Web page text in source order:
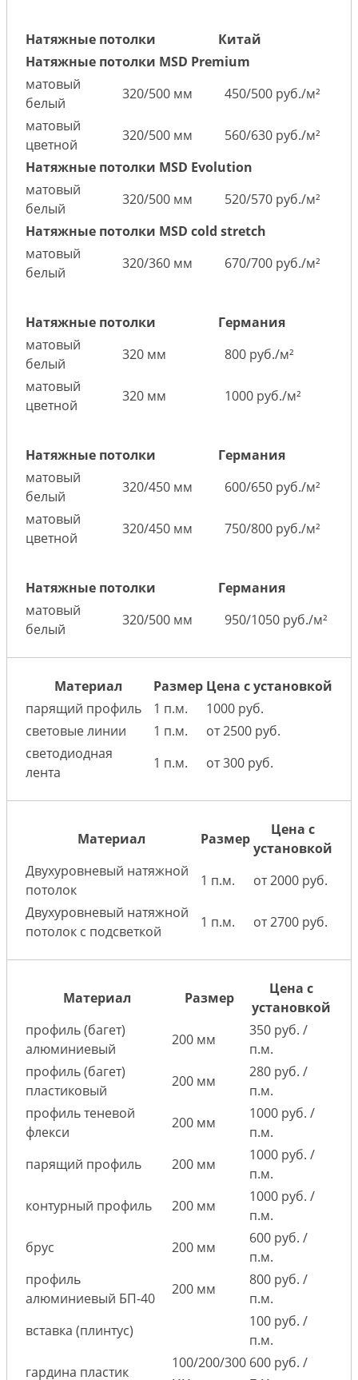
Натяжные потолки
Китай
Натяжные потолки MSD Premium
матовый
белый
320/500 мм
450/500 руб./м²
матовый
цветной
320/500 мм
560/630 руб./м²
Натяжные потолки MSD Evolution
матовый
белый
320/500 мм
520/570 руб./м²
Натяжные потолки MSD cold stretch
матовый
белый
320/360 мм 670/700 руб./м²
Натяжные потолки
Германия
матовый
белый
320 мм
800 руб./м²
матовый
цветной
320 мм 1000 руб./м²
Натяжные потолки
Германия
матовый
белый
320/450 мм
600/650 руб./м²
матовый
цветной
320/450 мм 750/800 руб./м²
Натяжные потолки
Германия
матовый
белый
320/500 мм 950/1050 руб./м²
Материал Размер Цена с установкой
парящий профиль
1 п.м.
1000 руб.
световые линии
1 п.м.
от 2500 руб.
светодиодная
лента
1 п.м. от 300 руб.
Материал Размер
Цена с
установкой
Двухуровневый натяжной
потолок
1 п.м.
от 2000 руб.
Двухуровневый натяжной
потолок с подсветкой
1 п.м. от 2700 руб.
Материал Размер
Цена с
установкой
профиль (багет)
алюминиевый
200 мм
350 руб. /
п.м.
профиль (багет)
пластиковый
200 мм
280 руб. /
п.м.
профиль теневой
флекси
200 мм
1000 руб. /
п.м.
парящий профиль
200 мм
1000 руб. /
п.м.
контурный профиль
200 мм
1000 руб. /
п.м.
брус
200 мм
600 руб. /
п.м.
профиль
алюминиевый БП-40
200 мм
800 руб. /
п.м.
вставка (плинтус)
100 руб. /
п.м.
гардина пластик
100/200/300 600 руб. /